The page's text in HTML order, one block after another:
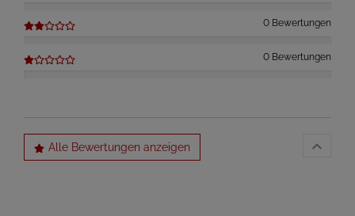
0 Bewertungen
0 Bewertungen
Alle Bewertungen anzeigen